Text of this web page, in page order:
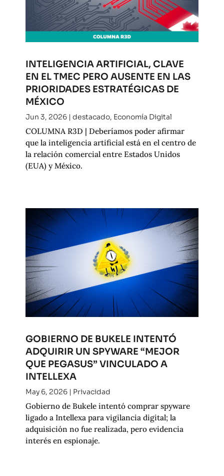
INTELIGENCIA ARTIFICIAL, CLAVE
EN EL TMEC PERO AUSENTE EN LAS
PRIORIDADES ESTRATÉGICAS DE
MÉXICO
Jun 3, 2026| destacado, Economía Digital
COLUMNA R3D | Deberíamos poder afirmar
que la inteligencia artificial está en el centro de
la relación comercial entre Estados Unidos
(EUA) y México.
GOBIERNO DE BUKELE INTENTÓ
ADQUIRIR UN SPYWARE “MEJOR
QUE PEGASUS” VINCULADO A
INTELLEXA
May 6, 2026| Privacidad
Gobierno de Bukele intentó comprar spyware
ligado a Intellexa para vigilancia digital; la
adquisición no fue realizada, pero evidencia
interés en espionaje.